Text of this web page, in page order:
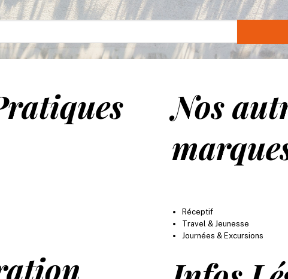
Nos
Réceptif
Travel & Jeunesse
Journées & Excursions